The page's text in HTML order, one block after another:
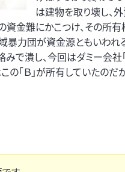
は建物を取り壊し、
資金難にかこつけ、その所
力団が資金源ともいわれ
で潰し、今回はダミー会社
「Ｂ」が所有していたのだ